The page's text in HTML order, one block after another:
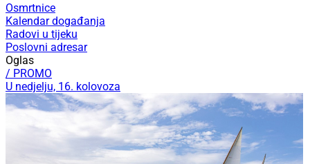
Osmrtnice
Kalendar događanja
Radovi u tijeku
Poslovni adresar
Oglas
/ PROMO
U nedjelju, 16. kolovoza